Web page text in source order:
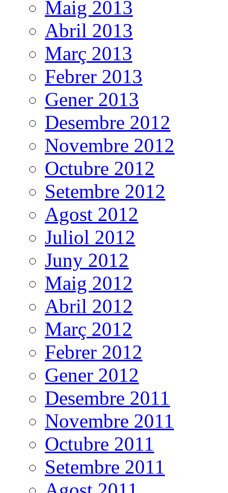
Maig 2013
Abril 2013
Març 2013
Febrer 2013
Gener 2013
Desembre 2012
Novembre 2012
Octubre 2012
Setembre 2012
Agost 2012
Juliol 2012
Juny 2012
Maig 2012
Abril 2012
Març 2012
Febrer 2012
Gener 2012
Desembre 2011
Novembre 2011
Octubre 2011
Setembre 2011